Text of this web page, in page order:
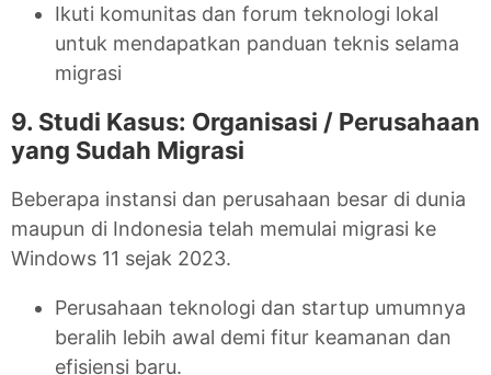
Ikuti komunitas dan forum teknologi lokal
untuk mendapatkan panduan teknis selama
migrasi
9. Studi Kasus: Organisasi / Perusahaan
yang Sudah Migrasi
Beberapa instansi dan perusahaan besar di dunia
maupun di Indonesia telah memulai migrasi ke
Windows 11 sejak 2023.
Perusahaan teknologi dan startup umumnya
beralih lebih awal demi fitur keamanan dan
efisiensi baru.